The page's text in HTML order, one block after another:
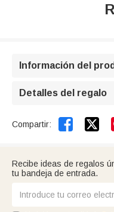
Información del
Detalles del regalo
Compartir: 
Recibe ideas de regalos
tu bandeja de entrada.